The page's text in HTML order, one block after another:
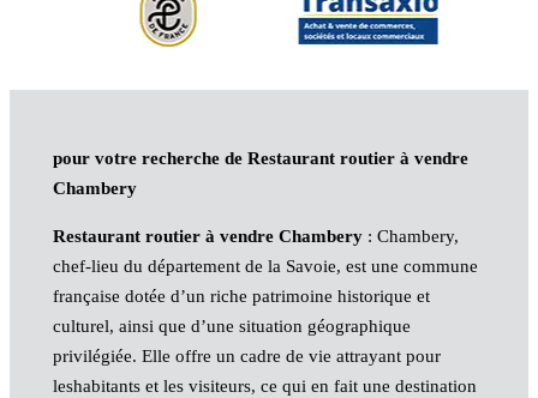
pour votre recherche de Restaurant routier à vendre
Chambery
Restaurant routier à vendre Chambery: Chambery,
chef-lieu du département de la Savoie, est une commune
française dotée d’un riche patrimoine historique et
culturel, ainsi que d’une situation géographique
privilégiée. Elle offre un cadre de vie attrayant pour
leshabitants et les visiteurs, ce qui en fait une destination